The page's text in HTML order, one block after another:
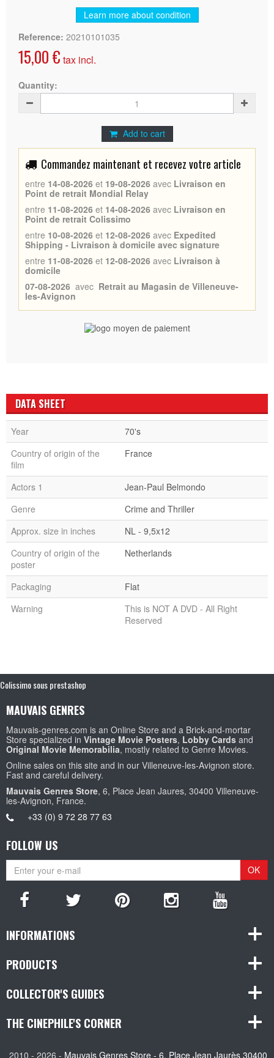
Learn more about condition
Reference: 20210101035
15,00 € tax incl.
Quantity:
Add to cart
Commandez maintenant et recevez votre article
entre 14-08-2026 et 19-08-2026 avec Livraison en
Point de retrait Mondial Relay
entre 11-08-2026 et 14-08-2026 avec Livraison en
Point de retrait Colissimo
entre 10-08-2026 et 12-08-2026 avec Expedited
Shipping - Livraison à domicile avec signature
entre 11-08-2026 et 12-08-2026 avec Livraison à
domicile
07-08-2026 avec Retrait au Magasin de Villeneuve-
les-Avignon
DATA SHEET
Year
70's
Country of origin of the
film
France
Actors 1
Jean-Paul Belmondo
Genre
Crime and Thriller
Approx. size in inches
NL - 9,5x12
Country of origin of the
poster
Netherlands
Packaging
Flat
Warning
This is NOT A DVD - All Right
Reserved
Colissimo sous prestashop
MAUVAIS GENRES
Mauvais-genres.com is an Online Store and a Brick-and-mortar
Store specialized in Vintage Movie Posters, Lobby Cards and
Original Movie Memorabilia, mostly related to Genre Movies.
Online sales on this site and in our Villeneuve-les-Avignon store.
Fast and careful delivery.
Mauvais Genres Store, 6, Place Jean Jaures, 30400 Villeneuve-
les-Avignon, France.
+33 (0) 9 72 28 77 63
FOLLOW US
OK
INFORMATIONS
PRODUCTS
COLLECTOR'S GUIDES
THE CINEPHILE'S CORNER
2010 - 2026 - Mauvais Genres Store - 6, Place Jean Jaurès 30400